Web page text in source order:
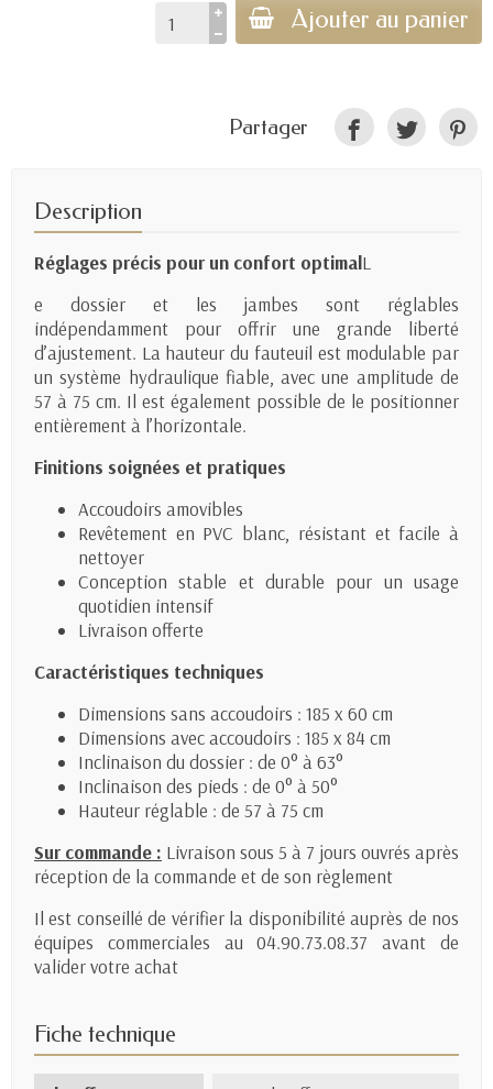
Ajouter au panier
Partager
Description
Réglages précis pour un confort optimalL
e dossier et les jambes sont réglables
indépendamment pour offrir une grande liberté
d’ajustement. La hauteur du fauteuil est modulable par
un système hydraulique fiable, avec une amplitude de
57 à 75 cm. Il est également possible de le positionner
entièrement à l’horizontale.
Finitions soignées et pratiques
Accoudoirs amovibles
Revêtement en PVC blanc, résistant et facile à
nettoyer
Conception stable et durable pour un usage
quotidien intensif
Livraison offerte
Caractéristiques techniques
Dimensions sans accoudoirs : 185 x 60 cm
Dimensions avec accoudoirs : 185 x 84 cm
Inclinaison du dossier : de 0° à 63°
Inclinaison des pieds : de 0° à 50°
Hauteur réglable : de 57 à 75 cm
Sur commande : Livraison sous 5 à 7 jours ouvrés après
réception de la commande et de son règlement
Il est conseillé de vérifier la disponibilité auprès de nos
équipes commerciales au 04.90.73.08.37 avant de
valider votre achat
Fiche technique